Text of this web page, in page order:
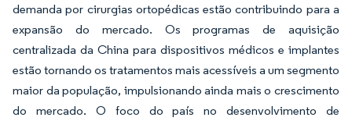
demanda por cirurgias ortopédicas estão contribuindo para a
expansão do mercado. Os programas de aquisição
centralizada da China para dispositivos médicos e implantes
estão tornando os tratamentos mais acessíveis a um segmento
maior da população, impulsionando ainda mais o crescimento
do mercado. O foco do país no desenvolvimento de